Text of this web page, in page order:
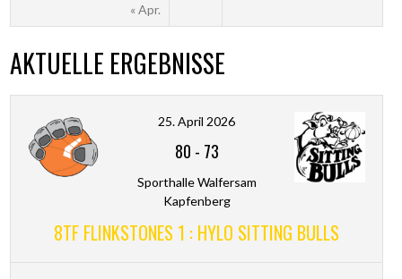
« Apr.
AKTUELLE ERGEBNISSE
25. April 2026
80 - 73
Sporthalle Walfersam
Kapfenberg
8TF FLINKSTONES 1 : HYLO SITTING BULLS